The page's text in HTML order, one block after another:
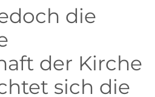
die
der Kirche
sich die